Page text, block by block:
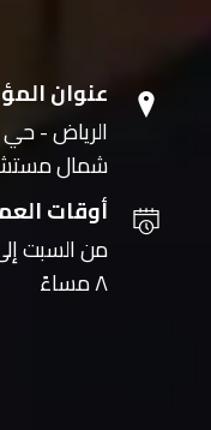
عنوان
الرياض - حي
شمال
أوقات
٨ مساءً